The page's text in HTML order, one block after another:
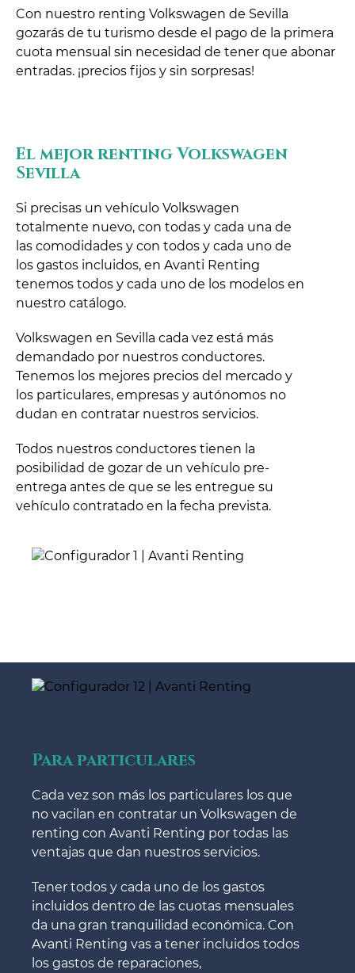
Con nuestro renting Volkswagen de Sevilla
gozarás de tu turismo desde el pago de la primera
cuota mensual sin necesidad de tener que abonar
entradas. ¡precios fijos y sin sorpresas!
El mejor renting Volkswagen
Sevilla
Si precisas un vehículo Volkswagen
totalmente nuevo, con todas y cada una de
las comodidades y con todos y cada uno de
los gastos incluidos, en Avanti Renting
tenemos todos y cada uno de los modelos en
nuestro catálogo.
Volkswagen en Sevilla cada vez está más
demandado por nuestros conductores.
Tenemos los mejores precios del mercado y
los particulares, empresas y autónomos no
dudan en contratar nuestros servicios.
Todos nuestros conductores tienen la
posibilidad de gozar de un vehículo pre-
entrega antes de que se les entregue su
vehículo contratado en la fecha prevista.
Para particulares
Cada vez son más los particulares los que
no vacilan en contratar un Volkswagen de
renting con Avanti Renting por todas las
ventajas que dan nuestros servicios.
Tener todos y cada uno de los gastos
incluidos dentro de las cuotas mensuales
da una gran tranquilidad económica. Con
Avanti Renting vas a tener incluidos todos
los gastos de reparaciones,